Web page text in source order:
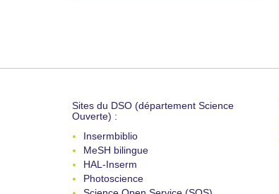
Sites du DSO (département Science
Ouverte) :
Insermbiblio
MeSH bilingue
HAL-Inserm
Photoscience